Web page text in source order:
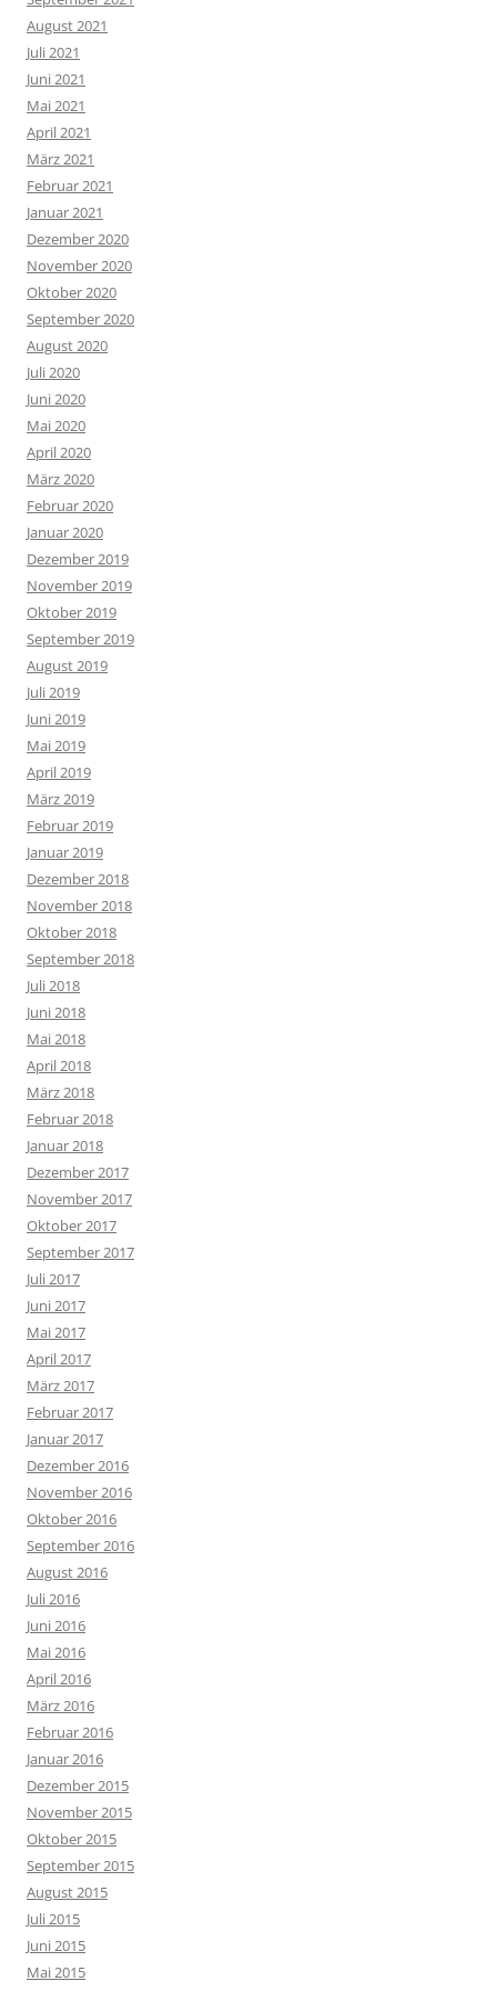
August 2021
Juli 2021
Juni 2021
Mai 2021
April 2021
März 2021
Februar 2021
Januar 2021
Dezember 2020
November 2020
Oktober 2020
September 2020
August 2020
Juli 2020
Juni 2020
Mai 2020
April 2020
März 2020
Februar 2020
Januar 2020
Dezember 2019
November 2019
Oktober 2019
September 2019
August 2019
Juli 2019
Juni 2019
Mai 2019
April 2019
März 2019
Februar 2019
Januar 2019
Dezember 2018
November 2018
Oktober 2018
September 2018
Juli 2018
Juni 2018
Mai 2018
April 2018
März 2018
Februar 2018
Januar 2018
Dezember 2017
November 2017
Oktober 2017
September 2017
Juli 2017
Juni 2017
Mai 2017
April 2017
März 2017
Februar 2017
Januar 2017
Dezember 2016
November 2016
Oktober 2016
September 2016
August 2016
Juli 2016
Juni 2016
Mai 2016
April 2016
März 2016
Februar 2016
Januar 2016
Dezember 2015
November 2015
Oktober 2015
September 2015
August 2015
Juli 2015
Juni 2015
Mai 2015